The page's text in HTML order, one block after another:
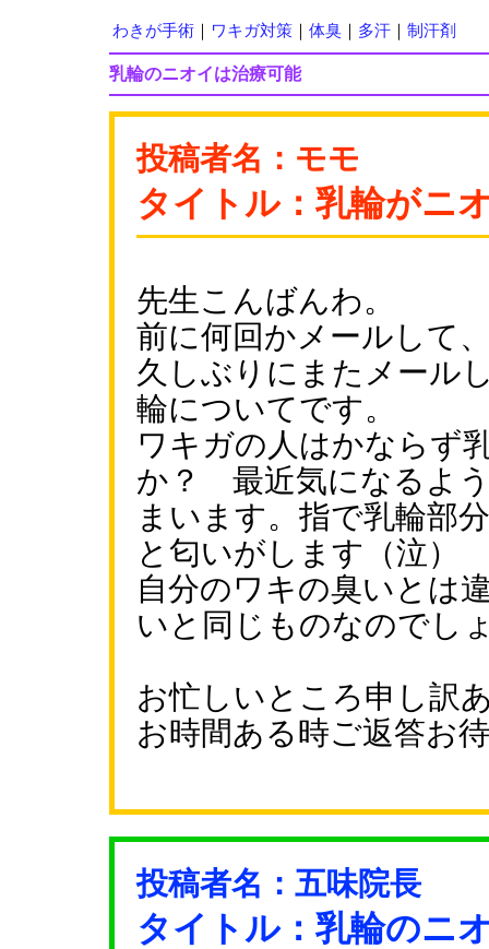
わきが手術 ワキガ対策 体臭 多汗 制汗剤
乳輪のニオイは治療可能
投稿者名：モモ
タイトル：乳輪がニ
先生こんばんわ。
前に何回かメールして
久しぶりにまたメール
輪についてです。
ワキガの人はかならず
か？ 最近気になるよ
まいます。指で乳輪部
と匂いがします（泣）
自分のワキの臭いとは
いと同じものなのでし
お忙しいところ申し訳
お時間ある時ご返答お
投稿者名：五味院長
タイトル：乳輪のニ